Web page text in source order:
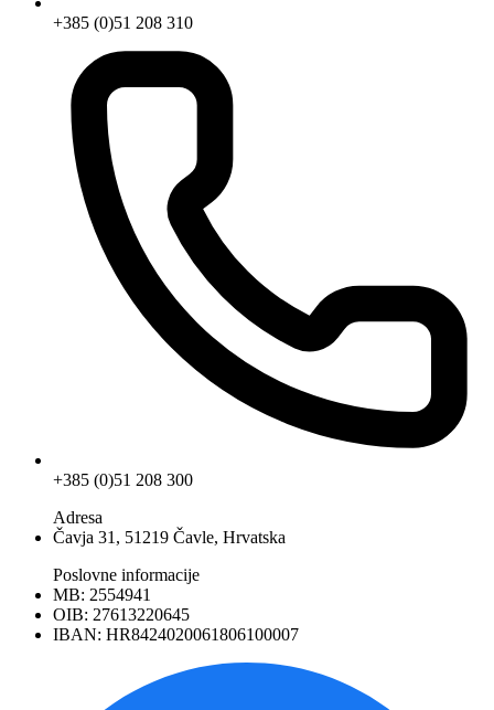
+385 (0)51 208 310
+385 (0)51 208 300
Adresa
Čavja 31, 51219 Čavle, Hrvatska
Poslovne informacije
MB: 2554941
OIB: 27613220645
IBAN: HR8424020061806100007